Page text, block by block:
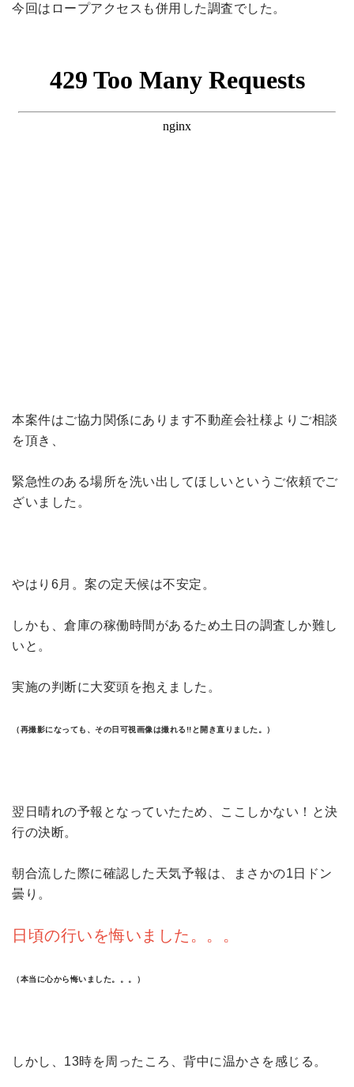
今回はロープアクセスも併用した調査でした。
本案件はご協力関係にあります不動産会社様よりご相談
を頂き、
緊急性のある場所を洗い出してほしいというご依頼でご
ざいました。
やはり6月。案の定天候は不安定。
しかも、倉庫の稼働時間があるため土日の調査しか難し
いと。
実施の判断に大変頭を抱えました。
（再撮影になっても、その日可視画像は撮れる!!と開き直りました。）
翌日晴れの予報となっていたため、ここしかない！と決
行の決断。
朝合流した際に確認した天気予報は、まさかの1日ドン
曇り。
日頃の行いを悔いました。。。
（本当に心から悔いました。。。）
しかし、13時を周ったころ、背中に温かさを感じる。